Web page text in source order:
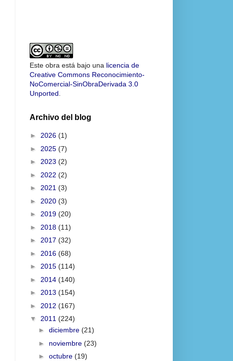
Este obra está bajo una licencia de
Creative Commons Reconocimiento-
NoComercial-SinObraDerivada 3.0
Unported
Archivo del blog
► 2026 (1)
► 2025 (7)
► 2023 (2)
► 2022 (2)
► 2021 (3)
► 2020 (3)
► 2019 (20)
► 2018 (11)
► 2017 (32)
► 2016 (68)
► 2015 (114)
► 2014 (140)
► 2013 (154)
► 2012 (167)
▼ 2011 (224)
► diciembre (21)
► noviembre (23)
► octubre (19)